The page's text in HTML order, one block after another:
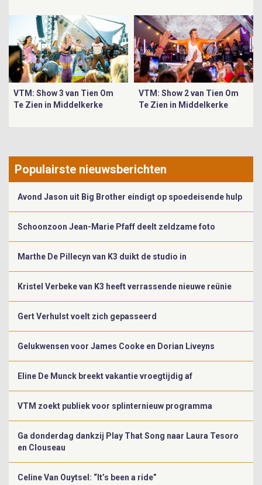
VTM: Show 3 van Tien Om
Te Zien in Middelkerke
VTM: Show 2 van Tien Om
Te Zien in Middelkerke
Populairste nieuwsberichten
Avond Jason uit Big Brother eindigt op spoedeisende hulp
Schoonzoon Jean-Marie Pfaff deelt zeldzame foto
Marthe De Pillecyn van K3 duikt de studio in
Kristel Verbeke van K3 heeft verrassende nieuwe reünie
Gert Verhulst voelt zich gepasseerd
Gelukwensen voor James Cooke en Dorian Liveyns
Eline De Munck breekt vakantie vroegtijdig af
VTM zoekt publiek voor splinternieuw programma
Ga donderdag dankzij Play That Song naar Laura Tesoro
en Clouseau
Celine Van Ouytsel: “It’s been a ride”